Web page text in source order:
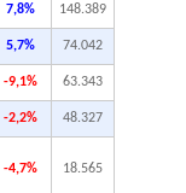
7,8% 148.389
5,7% 74.042
-9,1% 63.343
-2,2% 48.327
-4,7% 18.565